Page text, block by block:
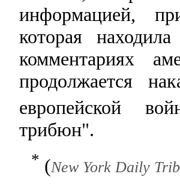
информацией,
которая
комментариях
продолжается
европейской
трибюн".
* (New York Daily